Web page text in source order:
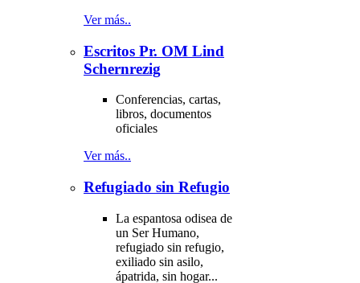
Ver más..
Escritos Pr. OM Lind
Schernrezig
Conferencias, cartas,
libros, documentos
oficiales
Ver más..
Refugiado sin Refugio
La espantosa odisea de
un Ser Humano,
refugiado sin refugio,
exiliado sin asilo,
ápatrida, sin hogar...